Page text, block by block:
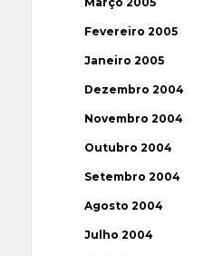
Fevereiro 2005
Janeiro 2005
Dezembro 2004
Novembro 2004
Outubro 2004
Setembro 2004
Agosto 2004
Julho 2004